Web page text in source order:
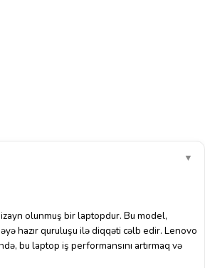
▼
olunmuş bir laptopdur. Bu model,
hazır quruluşu ilə diqqəti cəlb edir. Lenovo
bu laptop iş performansını artırmaq və